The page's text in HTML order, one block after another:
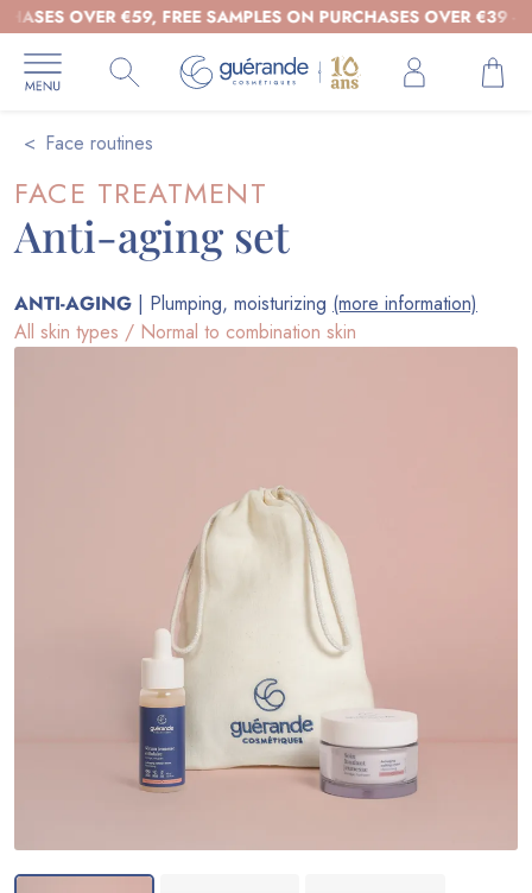
OVER €59, FREE SAMPLES ON PURCHASES OVER €39 -
Face routines
FACE TREATMENT
Anti-aging set
ANTI-AGING | Plumping, moisturizing (more information)
All skin types / Normal to combination skin